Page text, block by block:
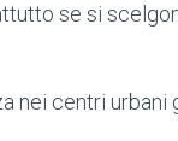
se si
nei centri